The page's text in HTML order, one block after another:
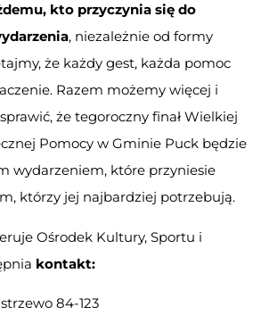
kto przyczynia się do
, niezależnie od formy
że każdy gest, każda pomoc
Razem możemy więcej i
że tegoroczny finał Wielkiej
Pomocy w Gminie Puck będzie
wydarzeniem, które przyniesie
którzy jej najbardziej potrzebują.
Ośrodek Kultury, Sportu i
kontakt:
84-123